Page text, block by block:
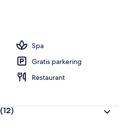
Spa
Gratis parkering
Restaurant
(12)